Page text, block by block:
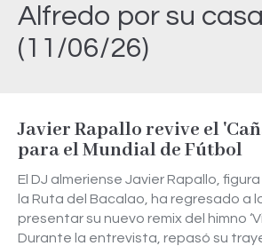
Alfredo por su
(11/06/26)
Javier Rapallo revive el
para el Mundial de Fútbol
El DJ almeriense Javier Rapallo,
la Ruta del Bacalao, ha regresado a
presentar su nuevo remix del himno
Durante la entrevista, repasó su